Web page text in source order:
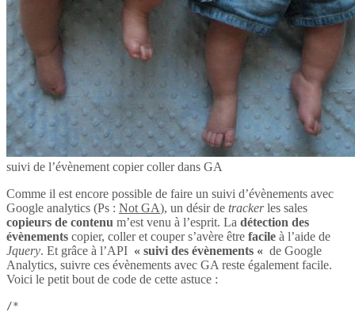
suivi de l’évènement copier coller dans GA
Comme il est encore possible de faire un suivi d’évènements avec
Google analytics (Ps : Not GA), un désir de trackerles sales
copieurs de contenu m’est venu à l’esprit. La détection des
évènements copier, coller et couper s’avère être facile à l’aide de
Jquery. Et grâce à l’API « suivi des évènements « de Google
Analytics, suivre ces évènements avec GA reste également facile.
Voici le petit bout de code de cette astuce :
/*